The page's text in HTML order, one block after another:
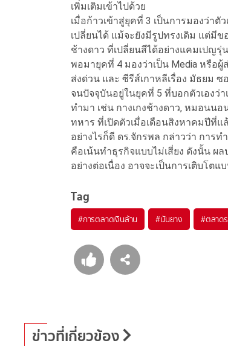
เพิ่มเติมเข้าไปด้วย
เมื่อก้าวเข้าสู่ยุคที่ 3 เป็นการมองว่า
เปลี่ยนได้ แม้จะยังมีรูปทรงเดิม แต่มีข
ช้างดาว ที่เปลี่ยนสีได้อย่างแคมเปญ
พอมายุคที่ 4 มองว่าเป็น Media หรือ
ส่งด่วน และ ซีรีส์เกาหลีเรื่อง มัธยม ซ
จนปัจจุบันอยู่ในยุคที่ 5 ที่บอกตัวเองว่
ทำมา เช่น กางเกงช้างดาว, หมอนน
ทหาร ที่เปิดตัวเมื่อเดือนสิงหาคมปีที่
อย่างไรก็ดี ดร.จักรพล กล่าวว่า การ
คือเน้นทำธุรกิจแบบไม่เสี่ยง ดังนั้น ผ
อย่างต่อเนื่อง อาจจะเป็นการเติบโต
Tag
#การตลาดเงินล้าน #นันยาง #ตลาด
ข่าวที่เกี่ยวข้อง